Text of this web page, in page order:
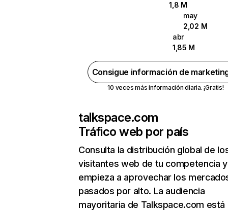
1,8 M
may
2,02 M
abr
1,85 M
Consigue información de
10 veces más información diaria. ¡Gratis!
talkspace.com
Tráfico web por país
Consulta la distribución global de
visitantes web de tu competencia y
empieza a aprovechar los
pasados por alto. La audiencia
mayoritaria de Talkspace.com está